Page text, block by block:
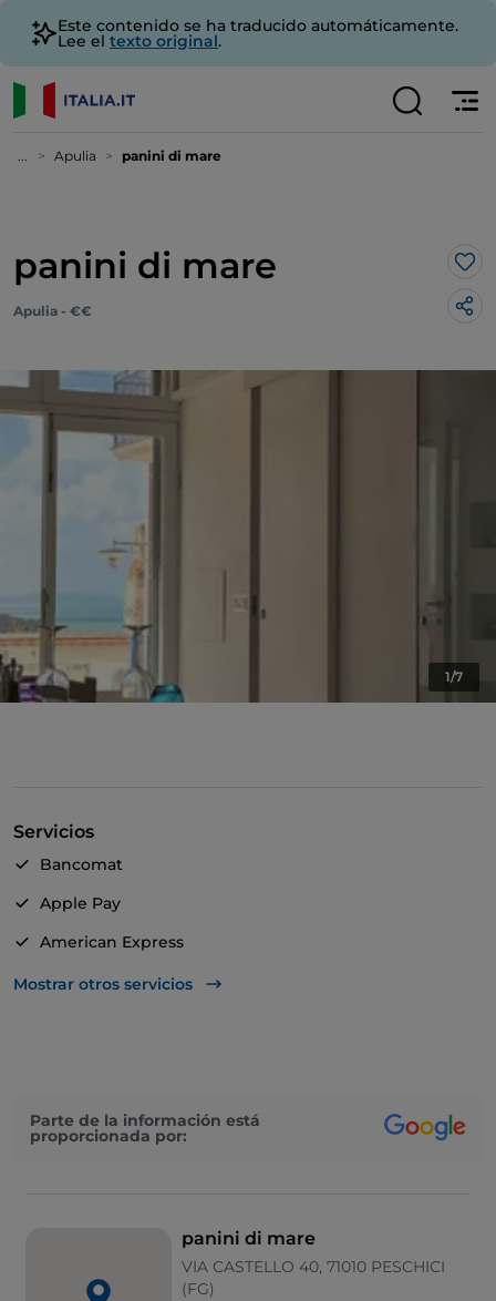
Este contenido se ha traducido automáticamente.
Lee el texto original.
... Apulia panini di mare
panini di mare Me
Apulia - €€
1/7
Servicios
Bancomat
Apple Pay
American Express
Para llevar
Wi-Fi
Se admiten animales
Mostrar otros servicios
Parte de la información está
proporcionada por:
panini di mare
VIA CASTELLO 40, 71010 PESCHICI
(FG)